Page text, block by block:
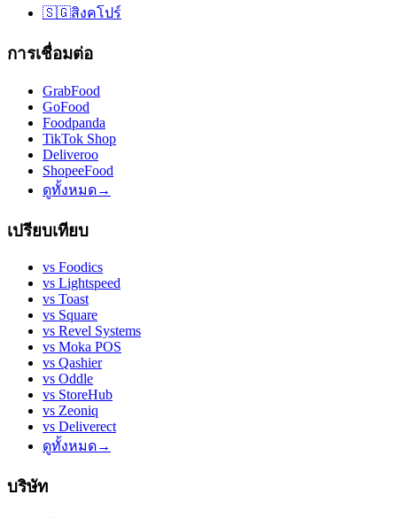
🇸🇬สิงคโปร์
การเชื่อมต่อ
GrabFood
GoFood
Foodpanda
TikTok Shop
Deliveroo
ShopeeFood
ดูทั้งหมด→
เปรียบเทียบ
vs Foodics
vs Lightspeed
vs Toast
vs Square
vs Revel Systems
vs Moka POS
vs Qashier
vs Oddle
vs StoreHub
vs Zeoniq
vs Deliverect
ดูทั้งหมด→
บริษัท